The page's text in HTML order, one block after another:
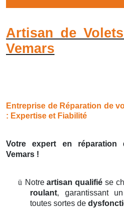
Artisan de
Vemars
Entreprise de Réparation de
: Expertise et Fiabilité
Votre expert en
Vemars !
ü Notreartisan qualifié se
roulant, garantissant un
toutes sortes de